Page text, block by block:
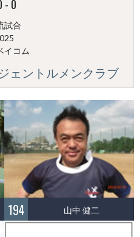
- 0
試合
イコム
ジェントルメンクラブ
194 山中 健二